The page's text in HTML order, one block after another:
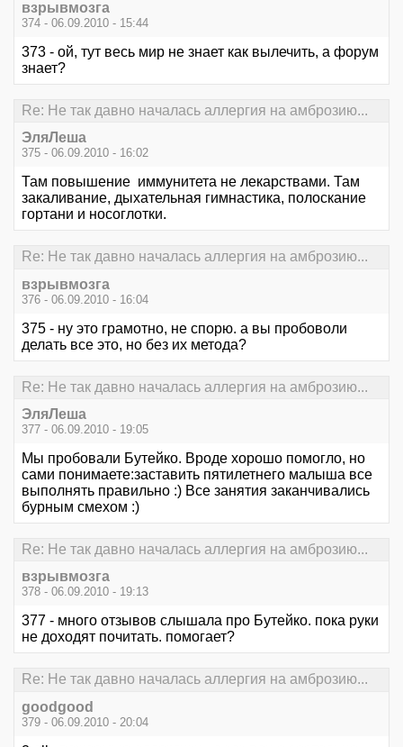
взрывмозга
374 - 06.09.2010 - 15:44
373 - ой, тут весь мир не знает как вылечить, а форум
знает?
Re: Не так давно началась аллергия на амброзию...
ЭляЛеша
375 - 06.09.2010 - 16:02
Там повышение иммунитета не лекарствами. Там
закаливание, дыхательная гимнастика, полоскание
гортани и носоглотки.
Re: Не так давно началась аллергия на амброзию...
взрывмозга
376 - 06.09.2010 - 16:04
375 - ну это грамотно, не спорю. а вы пробоволи
делать все это, но без их метода?
Re: Не так давно началась аллергия на амброзию...
ЭляЛеша
377 - 06.09.2010 - 19:05
Мы пробовали Бутейко. Вроде хорошо помогло, но
сами понимаете:заставить пятилетнего малыша все
выполнять правильно :) Все занятия заканчивались
бурным смехом :)
Re: Не так давно началась аллергия на амброзию...
взрывмозга
378 - 06.09.2010 - 19:13
377 - много отзывов слышала про Бутейко. пока руки
не доходят почитать. помогает?
Re: Не так давно началась аллергия на амброзию...
goodgood
379 - 06.09.2010 - 20:04